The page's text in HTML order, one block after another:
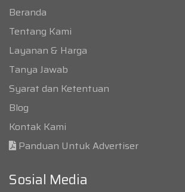
Beranda
Tentang Kami
Layanan & Harga
Tanya Jawab
Syarat dan Ketentuan
Blog
Kontak Kami
Panduan Untuk Advertiser
Sosial Media